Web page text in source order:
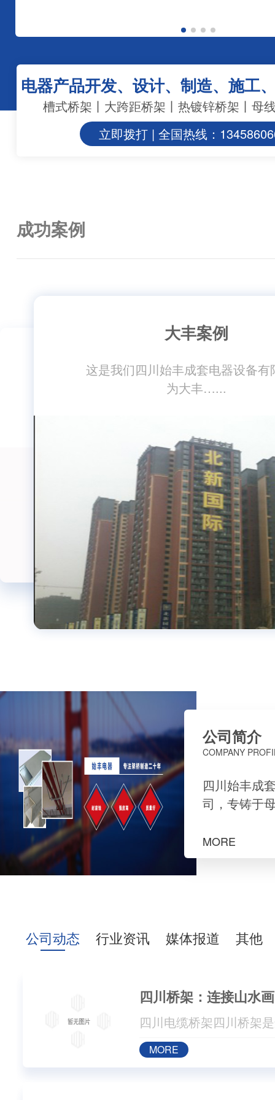
电器产品开发、设计、制造、施工
槽式桥架丨大跨距桥架丨热镀锌桥架丨母
立即拨打 | 全国热线：
成功案例
大丰案例
这是我们四川始丰成套电器设备有
为大丰…...
一汽大众 德阳凯旋
公司简介
COMPANY
四川始丰成
司，专铸于
槽，空气型
制造、施工
并特别注重
性…...
MORE
公司动态 行业资讯 媒体报道 其他
四川桥架：连接山水
MORE